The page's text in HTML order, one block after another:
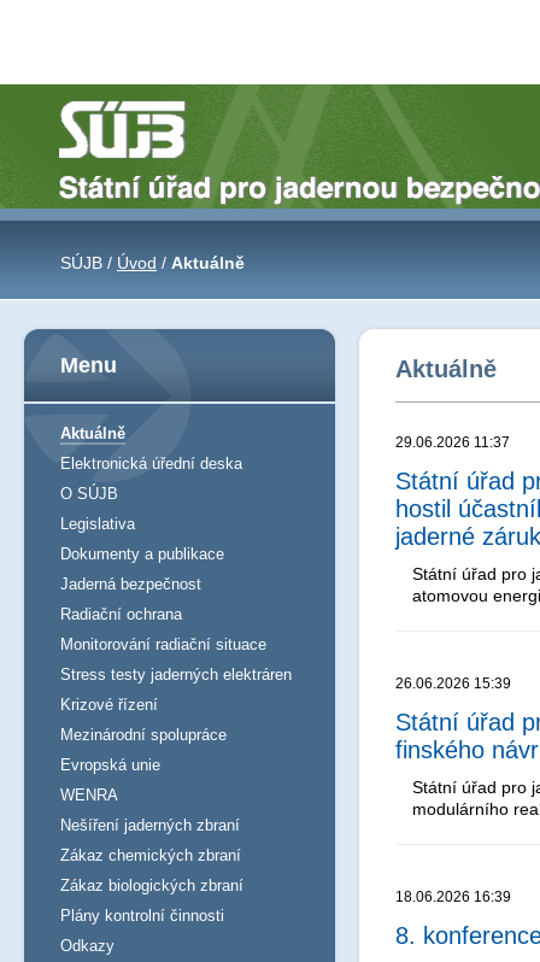
SÚJB / Úvod / Aktuálně
Aktuálně
29.06.2026 11:37
Státní úřad
hostil
jaderné
Státní úřad pro
atomovou
26.06.2026 15:39
Státní úřad
finského
Státní úřad pro
modulárního
18.06.2026 16:39
8.
Menu
Aktuálně
Elektronická úřední deska
O SÚJB
Legislativa
Dokumenty a publikace
Jaderná bezpečnost
Radiační ochrana
Monitorování radiační situace
Stress testy jaderných elektráren
Krizové řízení
Mezinárodní spolupráce
Evropská unie
WENRA
Nešíření jaderných zbraní
Zákaz chemických zbraní
Zákaz biologických zbraní
Plány kontrolní činnosti
Odkazy